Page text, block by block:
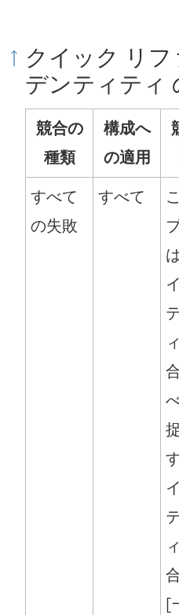
クイック リフ
デンティティ
競合の
種類
構成へ
の適用
すべて
の失敗
すべて
[